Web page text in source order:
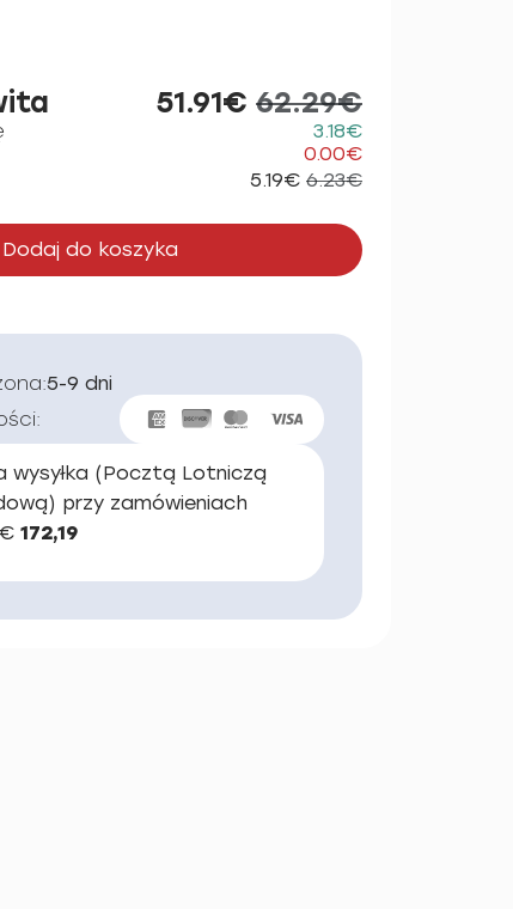
51.91€ 62.29€
3.18€
0.00€
5.19€ 6.23€
Dodaj do koszyka
5-9 dni
wysyłka (Pocztą Lotniczą
przy zamówieniach
172,19